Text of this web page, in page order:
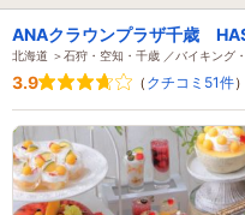
ANAクラウンプラザ千歳
北海道 ＞石狩・空知・千歳 ／バイキング
3.9 （ クチコミ51件）